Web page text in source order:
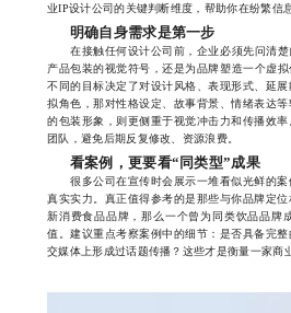
业IP设计公司的关键判断维度，帮助你在纷繁信
明确自身需求是第一步
在接触任何设计公司前，企业必须先问清楚
产品包装的视觉符号，还是为品牌塑造一个虚
不同的目标决定了对设计风格、表现形式、延
拟角色，那对性格设定、故事背景、情绪表达
的包装形象，则更侧重于视觉冲击力和传播效
团队，避免后期反复修改、资源浪费。
看案例，更要看“同类型”成果
很多公司在宣传时会展示一堆看似光鲜的案
真实实力。真正值得参考的是那些与你品牌定
新消费食品品牌，那么一个曾为同类饮品品牌
值。建议重点考察案例中的细节：是否具备完
交媒体上形成过话题传播？这些才是衡量一家商